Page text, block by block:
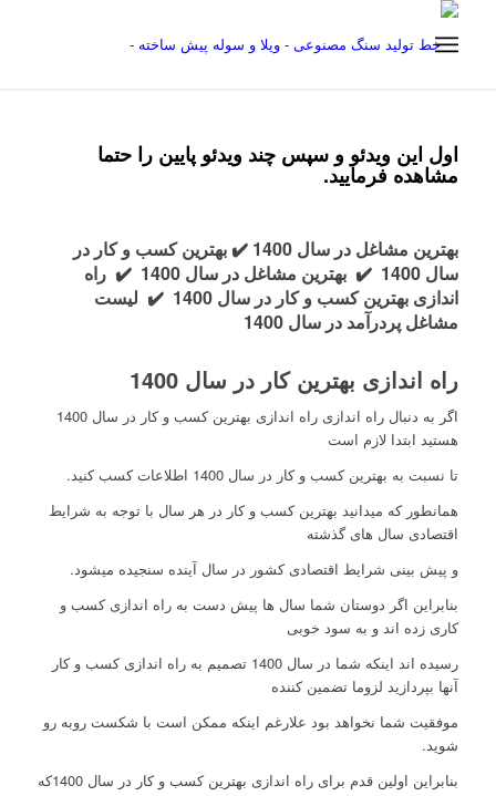
اول این ویدئو و سپس چند ویدئو پایین را حتما
مشاهده فرمایید.
بهترین مشاغل در سال 1400 ✔️ بهترین کسب و کار در
سال 1400
✔️ بهترین مشاغل در سال 1400
✔️ راه
اندازی بهترین کسب و کار در سال 1400
✔️ لیست
مشاغل پردرآمد در سال 1400
راه اندازی بهترین کار در سال 1400
اگر به دنبال راه اندازی راه اندازی بهترین کسب و کار در سال 1400
هستید ابتدا لازم است
تا نسبت به بهترین کسب و کار در سال 1400 اطلاعات کسب کنید.
همانطور که میدانید بهترین کسب و کار در هر سال با توجه به شرایط
اقتصادی سال های گذشته
و پیش بینی شرایط اقتصادی کشور در سال آینده سنجیده میشود.
بنابراین اگر دوستان شما سال ها پیش دست به راه اندازی کسب و
کاری زده اند و به سود خوبی
رسیده اند اینکه شما در سال 1400 تصمیم به راه اندازی کسب و کار
آنها بپردازید لزوما تضمین کننده
موفقیت شما نخواهد بود علارغم اینکه ممکن است با شکست روبه رو
شوید.
بنابراین اولین قدم برای راه اندازی بهترین کسب و کار در سال 1400که